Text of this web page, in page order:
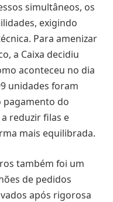
simultâneos, os
exigindo
Para amenizar
a Caixa decidiu
aconteceu no dia
unidades foram
pagamento do
reduzir filas e
mais equilibrada.
também foi um
de pedidos
após rigorosa